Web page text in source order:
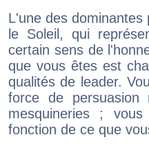
L'une des
le Soleil, qui
certain sens de
que vous êtes est
qualités de leader.
force de
mesquineries ;
fonction de ce que